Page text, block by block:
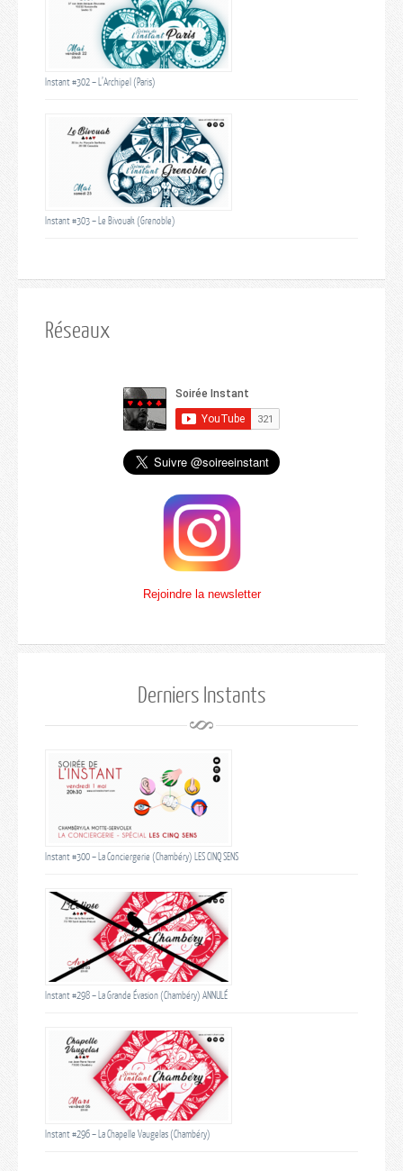
Instant #302 – L’Archipel (Paris)
Instant #303 – Le Bivouak (Grenoble)
Réseaux
Rejoindre la newsletter
Derniers Instants
Instant #300 – La Conciergerie (Chambéry) LES CINQ SENS
Instant #298 – La Grande Évasion (Chambéry) ANNULÉ
Instant #296 – La Chapelle Vaugelas (Chambéry)